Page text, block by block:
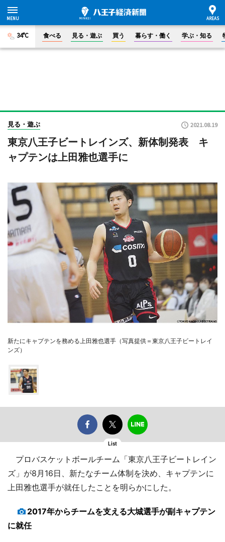
34°C 食べる 見る・遊ぶ 買う 暮らす・働く 学ぶ・知る
見る・遊ぶ 2021.08.19
東京八王子ビートレインズ、新体制発表 キ
ャプテンは上田雅也選手に
新たにキャプテンを務める上田雅也選手（写真提供＝東京八王子ビートレイ
ンズ）
List
プロバスケットボールチーム「東京八王子ビートレイン
ズ」が8月16日、新たなチーム体制を決め、キャプテンに
上田雅也選手が就任したことを明らかにした。
2017年からチームを支える大城選手が副キャプテン
に就任